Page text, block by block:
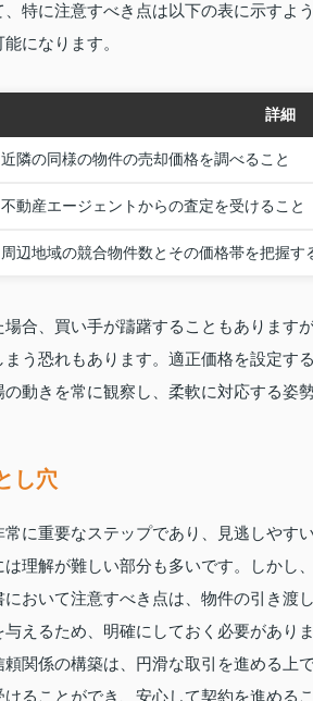
特に注意すべき点は以下の表に示すよ
になります。
詳細
近隣の同様の物件の売却価格を調べること
不動産エージェントからの査定を受けること
周辺地域の競合物件数とその価格帯を把握す
合、買い手が躊躇することもあります
う恐れもあります。適正価格を設定す
動きを常に観察し、柔軟に対応する姿
し穴
に重要なステップであり、見逃しやす
理解が難しい部分も多いです。しかし
おいて注意すべき点は、物件の引き渡
えるため、明確にしておく必要がありま
関係の構築は、円滑な取引を進める上
ることができ、安心して契約を進める